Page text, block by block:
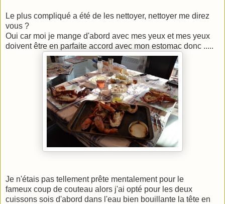
Le plus compliqué a été de les nettoyer, nettoyer me direz
vous ?
Oui car moi je mange d'abord avec mes yeux et mes yeux
doivent être en parfaite accord avec mon estomac donc .....
Je n'étais pas tellement prête mentalement pour le
fameux coup de couteau alors j'ai opté pour les deux
cuissons sois d'abord dans l'eau bien bouillante la tête en